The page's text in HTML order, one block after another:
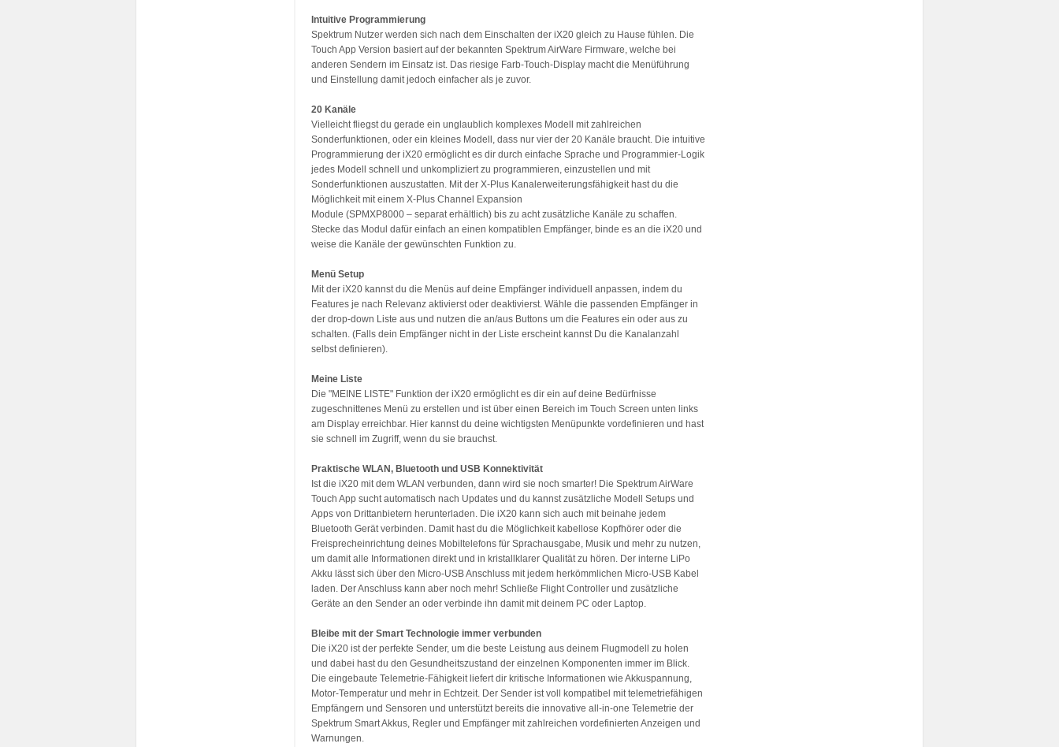
Intuitive Programmierung
Spektrum Nutzer werden sich nach dem Einschalten der iX20 gleich zu Hause fühlen. Die
Touch App Version basiert auf der bekannten Spektrum AirWare Firmware, welche bei
anderen Sendern im Einsatz ist. Das riesige Farb-Touch-Display macht die Menüführung
und Einstellung damit jedoch einfacher als je zuvor.
20 Kanäle
Vielleicht fliegst du gerade ein unglaublich komplexes Modell mit zahlreichen
Sonderfunktionen, oder ein kleines Modell, dass nur vier der 20 Kanäle braucht. Die intuitive
Programmierung der iX20 ermöglicht es dir durch einfache Sprache und Programmier-Logik
jedes Modell schnell und unkompliziert zu programmieren, einzustellen und mit
Sonderfunktionen auszustatten. Mit der X-Plus Kanalerweiterungsfähigkeit hast du die
Möglichkeit mit einem X-Plus Channel Expansion
Module (SPMXP8000 – separat erhältlich) bis zu acht zusätzliche Kanäle zu schaffen.
Stecke das Modul dafür einfach an einen kompatiblen Empfänger, binde es an die iX20 und
weise die Kanäle der gewünschten Funktion zu.
Menü Setup
Mit der iX20 kannst du die Menüs auf deine Empfänger individuell anpassen, indem du
Features je nach Relevanz aktivierst oder deaktivierst. Wähle die passenden Empfänger in
der drop-down Liste aus und nutzen die an/aus Buttons um die Features ein oder aus zu
schalten. (Falls dein Empfänger nicht in der Liste erscheint kannst Du die Kanalanzahl
selbst definieren).
Meine Liste
Die "MEINE LISTE" Funktion der iX20 ermöglicht es dir ein auf deine Bedürfnisse
zugeschnittenes Menü zu erstellen und ist über einen Bereich im Touch Screen unten links
am Display erreichbar. Hier kannst du deine wichtigsten Menüpunkte vordefinieren und hast
sie schnell im Zugriff, wenn du sie brauchst.
Praktische WLAN, Bluetooth und USB Konnektivität
Ist die iX20 mit dem WLAN verbunden, dann wird sie noch smarter! Die Spektrum AirWare
Touch App sucht automatisch nach Updates und du kannst zusätzliche Modell Setups und
Apps von Drittanbietern herunterladen. Die iX20 kann sich auch mit beinahe jedem
Bluetooth Gerät verbinden. Damit hast du die Möglichkeit kabellose Kopfhörer oder die
Freisprecheinrichtung deines Mobiltelefons für Sprachausgabe, Musik und mehr zu nutzen,
um damit alle Informationen direkt und in kristallklarer Qualität zu hören. Der interne LiPo
Akku lässt sich über den Micro-USB Anschluss mit jedem herkömmlichen Micro-USB Kabel
laden. Der Anschluss kann aber noch mehr! Schließe Flight Controller und zusätzliche
Geräte an den Sender an oder verbinde ihn damit mit deinem PC oder Laptop.
Bleibe mit der Smart Technologie immer verbunden
Die iX20 ist der perfekte Sender, um die beste Leistung aus deinem Flugmodell zu holen
und dabei hast du den Gesundheitszustand der einzelnen Komponenten immer im Blick.
Die eingebaute Telemetrie-Fähigkeit liefert dir kritische Informationen wie Akkuspannung,
Motor-Temperatur und mehr in Echtzeit. Der Sender ist voll kompatibel mit telemetriefähigen
Empfängern und Sensoren und unterstützt bereits die innovative all-in-one Telemetrie der
Spektrum Smart Akkus, Regler und Empfänger mit zahlreichen vordefinierten Anzeigen und
Warnungen.